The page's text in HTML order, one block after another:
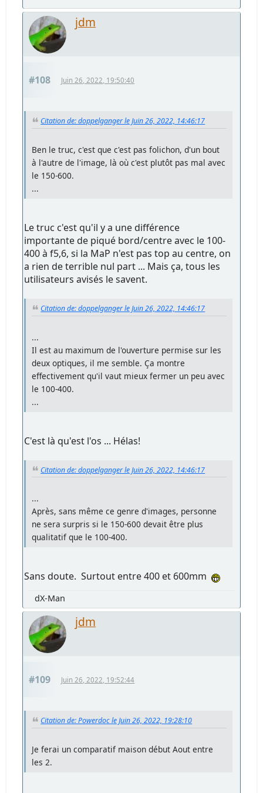
jdm
#108 Juin 26, 2022, 19:50:40
Citation de: doppelganger le Juin 26, 2022, 14:46:17
Ben le truc, c'est que c'est pas folichon, d'un bout
à l'autre de l'image, là où c'est plutôt pas mal avec
le 150-600.
...
Le truc c'est qu'il y a une différence
importante de piqué bord/centre avec le 100-
400 à f5,6, si la MaP n'est pas top au centre, on
a rien de terrible nul part ... Mais ça, tous les
utilisateurs avisés le savent.
Citation de: doppelganger le Juin 26, 2022, 14:46:17
...
Il est au maximum de l'ouverture permise sur les
deux optiques, il me semble. Ça montre
effectivement qu'il vaut mieux fermer un peu avec
le 100-400.
...
C'est là qu'est l'os ... Hélas!
Citation de: doppelganger le Juin 26, 2022, 14:46:17
...
Après, sans même ce genre d'images, personne
ne sera surpris si le 150-600 devait être plus
qualitatif que le 100-400.
Sans doute. Surtout entre 400 et 600mm
dX-Man
jdm
#109 Juin 26, 2022, 19:52:44
Citation de: Powerdoc le Juin 26, 2022, 19:28:10
Je ferai un comparatif maison début Aout entre
les 2.